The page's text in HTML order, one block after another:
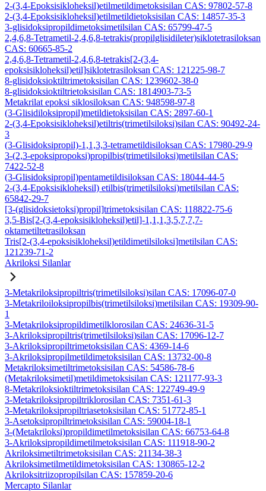
2-(3,4-Epoksisikloheksil)etilmetildimetoksisilan CAS: 97802-57-8
2-(3,4-Epoksisikloheksil)etilmetildietoksisilan CAS: 14857-35-3
3-glisidoksipropildimetoksimetilsilan CAS: 65799-47-5
2,4,6,8-Tetrametil-2,4,6,8-tetrakis(propilglisidileter)siklotetrasiloksan
CAS: 60665-85-2
2,4,6,8-Tetrametil-2,4,6,8-tetrakis[2-(3,4-
epoksisikloheksil)etil]siklotetrasiloksan CAS: 121225-98-7
8-glisidoksioktiltrimetoksisilan CAS: 1239602-38-0
8-glisidoksioktiltrietoksisilan CAS: 1814903-73-5
Metakrilat epoksi siklosiloksan CAS: 948598-97-8
(3-Glisidiloksipropil)metildietoksisilan CAS: 2897-60-1
2-(3,4-Epoksisikloheksil)etiltris(trimetilsiloksi)silan CAS: 90492-24-
3
(3-Glisidoksipropil)-1,1,3,3-tetrametildisiloksan CAS: 17980-29-9
3-(2,3-epoksipropoksi)propilbis(trimetilsiloksi)metilsilan CAS:
7422-52-8
(3-Glisidoksipropil)pentametildisiloksan CAS: 18044-44-5
2-(3,4-Epoksisikloheksil) etilbis(trimetilsiloksi)metilsilan CAS:
65842-29-7
[3-(glisidoksietoksi)propil]trimetoksisilan CAS: 118822-75-6
3,5-Bis[2-(3,4-epoksisikloheksil)etil]-1,1,1,3,5,7,7,7-
oktametiltetrasiloksan
Tris[2-(3,4-epoksisikloheksil)etildimetilsiloksi]metilsilan CAS:
121239-71-2
Akriloksi Silanlar
3-Metakriloksipropiltris(trimetilsiloksi)silan CAS: 17096-07-0
3-Metakriloiloksipropilbis(trimetilsiloksi)metilsilan CAS: 19309-90-
1
3-Metakriloksipropildimetilklorosilan CAS: 24636-31-5
3-Akriloksipropiltris(trimetilsiloksi)silan CAS: 17096-12-7
3-Akriloksipropiltrimetoksisilan CAS: 4369-14-6
3-Akriloksipropilmetildimetoksisilan CAS: 13732-00-8
Metakriloksimetiltrimetoksisilan CAS: 54586-78-6
(Metakriloksimetil)metildimetoksisilan CAS: 121177-93-3
8-Metakriloksioktiltrimetoksisilan CAS: 122749-49-9
3-Metakriloksipropiltriklorosilan CAS: 7351-61-3
3-Metakriloksipropiltriasetoksisilan CAS: 51772-85-1
3-Asetoksipropiltrimetoksisilan CAS: 59004-18-1
3-(Metakriloksi)propildimetilmetoksisilan CAS: 66753-64-8
3-Akriloksipropildimetilmetoksisilan CAS: 111918-90-2
Akriloksimetiltrimetoksisilan CAS: 21134-38-3
Akriloksimetilmetildimetoksisilan CAS: 130865-12-2
Akriloksitriizopropilsilan CAS: 157859-20-6
Mercapto Silanlar